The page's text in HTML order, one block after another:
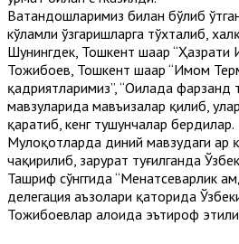
Ватандошларимиз билан бўлиб
кўламли ўзгаришларга тўхталиб,
Шунингдек, Тошкент шаҳар
Тожибоев, Тошкент шаҳар “Имом
қадриятларимиз”, “Оилада фарзанд
мавзуларида мавъизалар қилиб,
қаратиб, кенг тушунчалар бердилар.
Мулоқотларда диний мавзудаги
чақирилиб, зарурат туғилганда
Ташриф сўнггида “Меҳнатсеварлик
делегация аъзолари қаторида
Тожибоевлар алоҳида эътироф